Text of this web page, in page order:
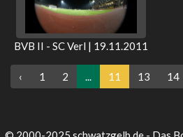
BVB II - SC Verl | 19.11.2011
‹ 1 2 ... 11 13 14